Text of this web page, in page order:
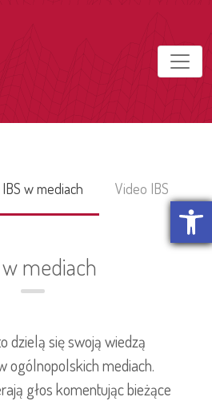
Otwórz
IBS w mediach Video IBS
mediach
dzielą się swoją wiedzą
ogólnopolskich mediach.
głos komentując bieżące